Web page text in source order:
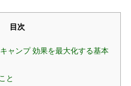
目次
ャンプ 効果を最大化する基本
と